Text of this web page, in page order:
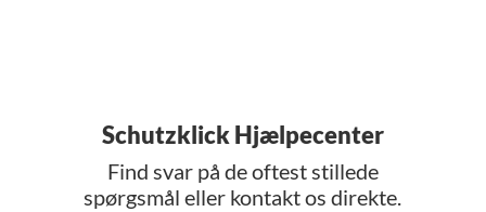
Schutzklick Hjælpecenter
Find svar på de oftest stillede
spørgsmål eller kontakt os direkte.